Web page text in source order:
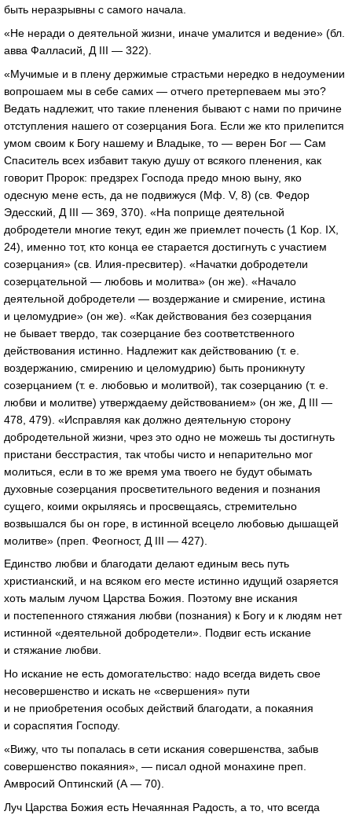
быть неразрывны с самого начала.
«Не неради о деятельной жизни, иначе умалится и ведение» (бл.
авва Фалласий, Д III — 322).
«Мучимые и в плену держимые страстьми нередко в недоумении
вопрошаем мы в себе самих — отчего претерпеваем мы это?
Ведать надлежит, что такие пленения бывают с нами по причине
отступления нашего от созерцания Бога. Если же кто прилепится
умом своим к Богу нашему и Владыке, то — верен Бог — Сам
Спаситель всех избавит такую душу от всякого пленения, как
говорит Пророк: предзрех Господа предо мною выну, яко
одесную мене есть, да не подвижуся (Мф. V, 8) (св. Федор
Эдесский, Д III — 369, 370). «На поприще деятельной
добродетели многие текут, един же приемлет почесть (1 Кор. IX,
24), именно тот, кто конца ее старается достигнуть с участием
созерцания» (св. Илия-пресвитер). «Начатки добродетели
созерцательной — любовь и молитва» (он же). «Начало
деятельной добродетели — воздержание и смирение, истина
и целомудрие» (он же). «Как действования без созерцания
не бывает твердо, так созерцание без соответственного
действования истинно. Надлежит как действованию (т. е.
воздержанию, смирению и целомудрию) быть проникнуту
созерцанием (т. е. любовью и молитвой), так созерцанию (т. е.
любви и молитве) утверждаему действованием» (он же, Д III —
478, 479). «Исправляя как должно деятельную сторону
добродетельной жизни, чрез это одно не можешь ты достигнуть
пристани бесстрастия, так чтобы чисто и непарительно мог
молиться, если в то же время ума твоего не будут обымать
духовные созерцания просветительного ведения и познания
сущего, коими окрыляясь и просвещаясь, стремительно
возвышался бы он горе, в истинной всецело любовью дышащей
молитве» (преп. Феогност, Д III — 427).
Единство любви и благодати делают единым весь путь
христианский, и на всяком его месте истинно идущий озаряется
хоть малым лучом Царства Божия. Поэтому вне искания
и постепенного стяжания любви (познания) к Богу и к людям нет
истинной «деятельной добродетели». Подвиг есть искание
и стяжание любви.
Но искание не есть домогательство: надо всегда видеть свое
несовершенство и искать не «свершения» пути
и не приобретения особых действий благодати, а покаяния
и сораспятия Господу.
«Вижу, что ты попалась в сети искания совершенства, забыв
совершенство покаяния», — писал одной монахине преп.
Амвросий Оптинский (А — 70).
Луч Царства Божия есть Нечаянная Радость, а то, что всегда